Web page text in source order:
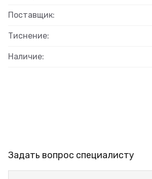
Поставщик:
Тиснение:
Наличие:
Задать вопрос специалисту